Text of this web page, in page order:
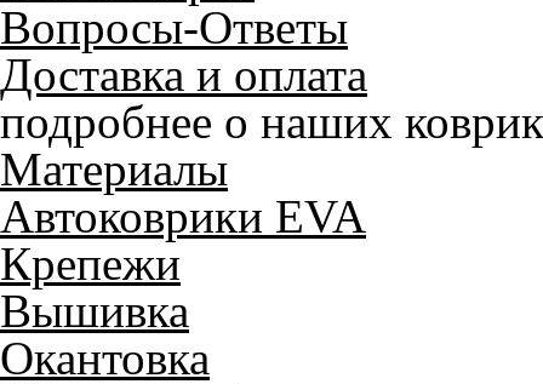
Вопросы-Ответы
Доставка и оплата
подробнее о наших
Материалы
Автоковрики EVA
Крепежи
Вышивка
Окантовка